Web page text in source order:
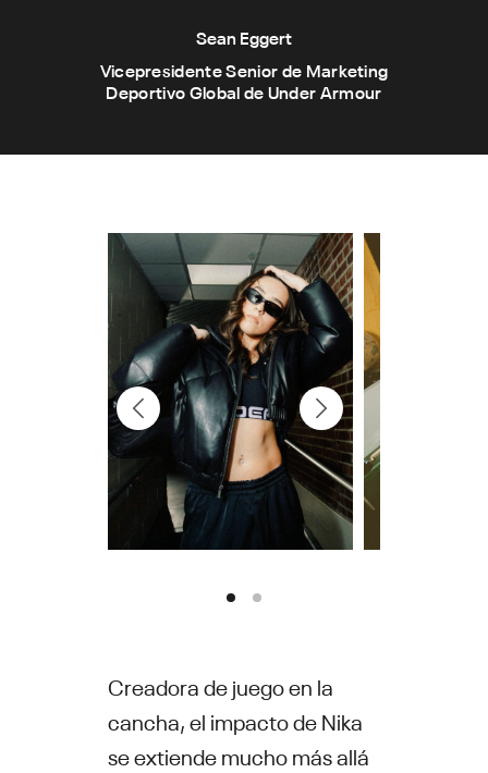
Sean Eggert
Vicepresidente Senior de Marketing
Deportivo Global de Under Armour
Creadora de juego en la
cancha, el impacto de Nika
se extiende mucho más allá